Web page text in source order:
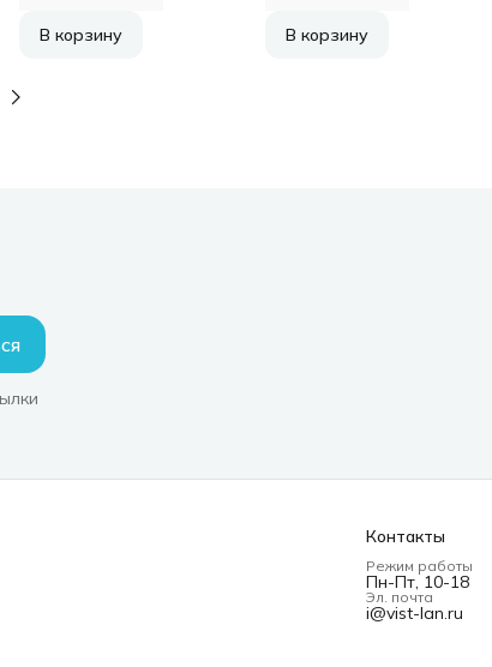
В корзину В корзину
Контакты
Режим работы
Пн-Пт, 10-18
Эл. почта
i@vist-lan.ru